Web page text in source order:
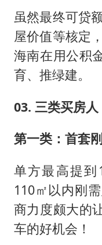
虽然最终可贷
屋价值等核定
海南在用公积
育、推绿建。
03. 三类买房
第一类：首套
单方最高提到
110㎡以内刚
商力度颇大的
车的好机会！